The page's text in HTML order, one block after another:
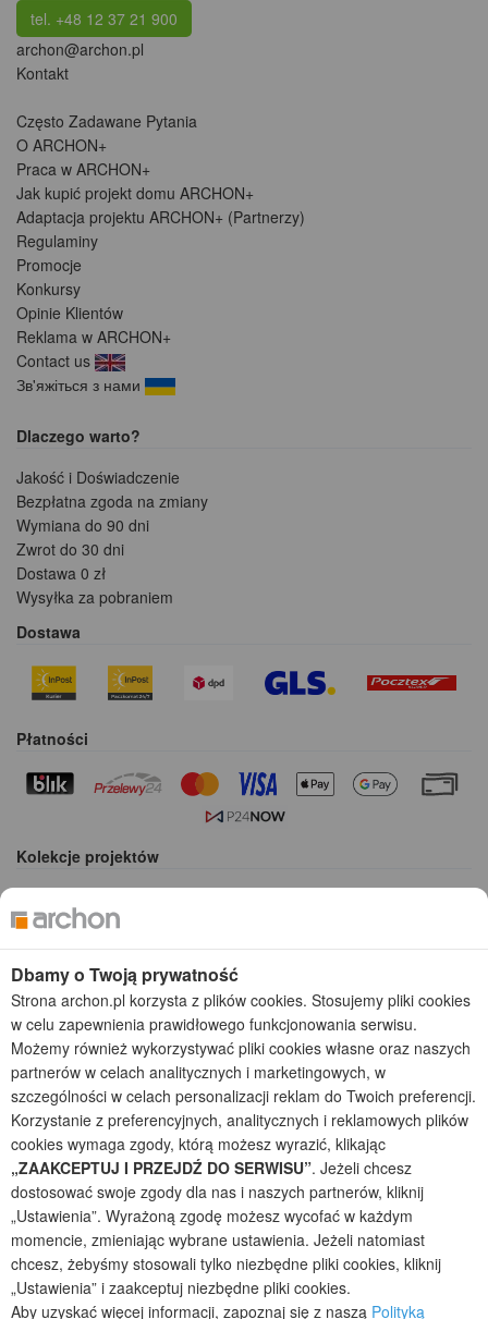
tel. +48 12 37 21 900
archon@archon.pl
Kontakt
Często Zadawane Pytania
O ARCHON+
Praca w ARCHON+
Jak kupić projekt domu ARCHON+
Adaptacja projektu ARCHON+ (Partnerzy)
Regulaminy
Promocje
Konkursy
Opinie Klientów
Reklama w ARCHON+
Contact us
Зв'яжіться з нами
Dlaczego warto?
Jakość i Doświadczenie
Bezpłatna zgoda na zmiany
Wymiana do 90 dni
Zwrot do 30 dni
Dostawa 0 zł
Wysyłka za pobraniem
Dostawa
Płatności
Kolekcje projektów
Projekty domów tanich w budowie
Projekty domów szeregowych
Projekty małych domów (do 150 m2)
Projekty domów wielorodzinnych
Projekty domów bliźniaczych
Projekty domów nowoczesnych
Projekty domów parterowych
2026 © ARCHON+ Biuro Projektów - Tradycyjne i nowoczesne gotowe
projekty domów - autorska pracownia architektoniczna założona w 1990r.
przez arch. Barbarę Mendel
Z uwagi na ciągłe doskonalenie procesu powstawania projektów (zgodnie z
normą ISO 9001), prezentowane na stronie projekty domów mogą
nieznacznie różnić się od dokumentacji technicznej.
Informujemy, iż w celu optymalizacji treści dostępnych w naszym sklepie,
dostosowania ich do Państwa indywidualnych potrzeb korzystamy z
informacji zapisanych za pomocą plików cookies na urządzeniach
końcowych użytkowników. Pliki cookies użytkownik może kontrolować za
Dbamy o Twoją prywatność
Strona archon.pl korzysta z plików cookies. Stosujemy pliki cookies
w celu zapewnienia prawidłowego funkcjonowania serwisu.
Możemy również wykorzystywać pliki cookies własne oraz naszych
partnerów w celach analitycznych i marketingowych, w
szczególności w celach personalizacji reklam do Twoich preferencji.
Korzystanie z preferencyjnych, analitycznych i reklamowych plików
cookies wymaga zgody, którą możesz wyrazić, klikając
„ZAAKCEPTUJ I PRZEJDŹ DO SERWISU”. Jeżeli chcesz
dostosować swoje zgody dla nas i naszych partnerów, kliknij
„Ustawienia”. Wyrażoną zgodę możesz wycofać w każdym
momencie, zmieniając wybrane ustawienia. Jeżeli natomiast
chcesz, żebyśmy stosowali tylko niezbędne pliki cookies, kliknij
„Ustawienia” i zaakceptuj niezbędne pliki cookies.
Aby uzyskać więcej informacji, zapoznaj się z naszą Polityką